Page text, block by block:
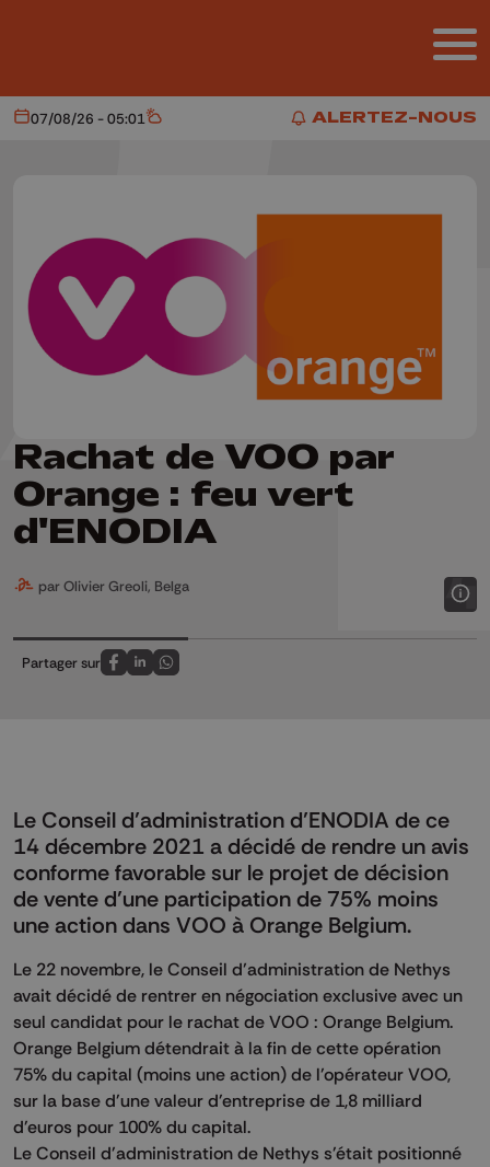
ALERTEZ-NOUS
ALERTEZ-NOUS
Aujourd'hui
07/08/26 - 05:01 Météo
Rachat de VOO par
Orange : feu vert
d'ENODIA
par Olivier Greoli, Belga
Partager sur
Partagez sur FaceBook
Partagez sur LinkedIn
Partagez sur Whatsapp
Le Conseil d’administration d’ENODIA de ce
14 décembre 2021 a décidé de rendre un avis
conforme favorable sur le projet de décision
de vente d’une participation de 75% moins
une action dans VOO à Orange Belgium.
Le 22 novembre, le Conseil d’administration de Nethys
avait décidé de rentrer en négociation exclusive avec un
seul candidat pour le rachat de VOO : Orange Belgium.
Orange Belgium détendrait à la fin de cette opération
75% du capital (moins une action) de l'opérateur VOO,
sur la base d'une valeur d'entreprise de 1,8 milliard
d'euros pour 100% du capital.
Le Conseil d'administration de Nethys s'était positionné